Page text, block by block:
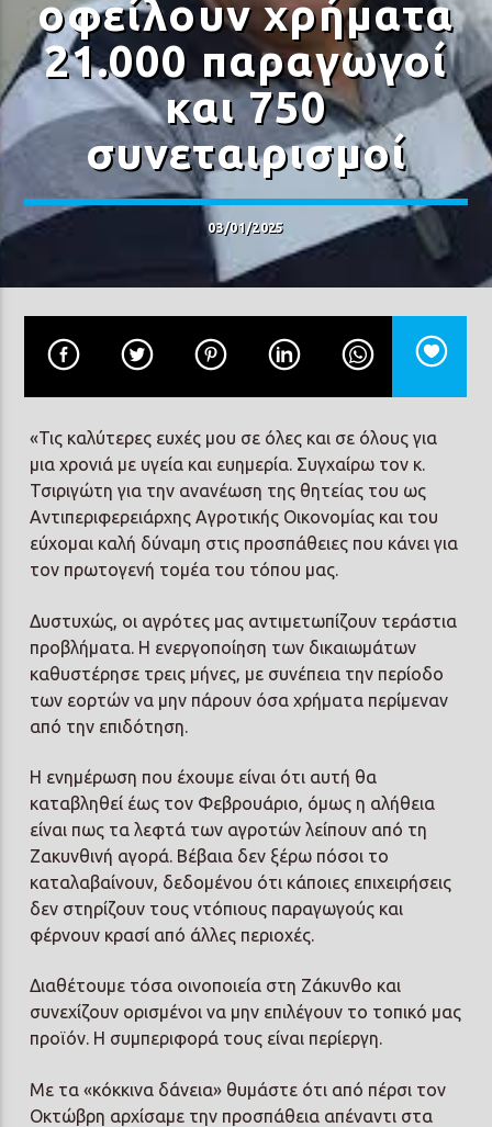
Prisma Radio 90,2
οφείλουν χρήματα
21.000 παραγωγοί
και 750
συνεταιρισμοί
03/01/2025
«Τις καλύτερες ευχές μου σε όλες και σε όλους για
μια χρονιά με υγεία και ευημερία. Συγχαίρω τον κ.
Τσιριγώτη για την ανανέωση της θητείας του ως
Αντιπεριφερειάρχης Αγροτικής Οικονομίας και του
εύχομαι καλή δύναμη στις προσπάθειες που κάνει για
τον πρωτογενή τομέα του τόπου μας.
Δυστυχώς, οι αγρότες μας αντιμετωπίζουν τεράστια
προβλήματα. Η ενεργοποίηση των δικαιωμάτων
καθυστέρησε τρεις μήνες, με συνέπεια την περίοδο
των εορτών να μην πάρουν όσα χρήματα περίμεναν
από την επιδότηση.
Η ενημέρωση που έχουμε είναι ότι αυτή θα
καταβληθεί έως τον Φεβρουάριο, όμως η αλήθεια
είναι πως τα λεφτά των αγροτών λείπουν από τη
Ζακυνθινή αγορά. Βέβαια δεν ξέρω πόσοι το
καταλαβαίνουν, δεδομένου ότι κάποιες επιχειρήσεις
δεν στηρίζουν τους ντόπιους παραγωγούς και
φέρνουν κρασί από άλλες περιοχές.
Διαθέτουμε τόσα οινοποιεία στη Ζάκυνθο και
συνεχίζουν ορισμένοι να μην επιλέγουν το τοπικό μας
προϊόν. Η συμπεριφορά τους είναι περίεργη.
Με τα «κόκκινα δάνεια» θυμάστε ότι από πέρσι τον
Οκτώβρη αρχίσαμε την προσπάθεια απέναντι στα